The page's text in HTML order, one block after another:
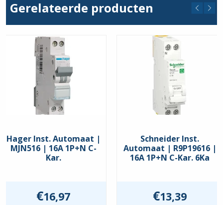
C
Gerelateerde producten
Hager Inst. Automaat |
MJN516 | 16A 1P+N C-
Kar.
€16,97
Schneider Inst.
Automaat | R9P19616 |
16A 1P+N C-Kar. 6Ka
€13,39